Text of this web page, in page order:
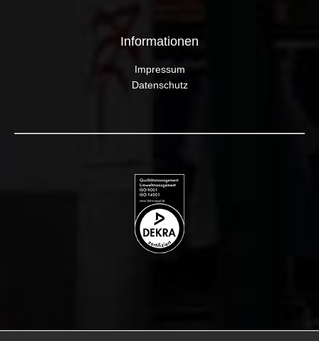
Informationen
Impressum
Datenschutz